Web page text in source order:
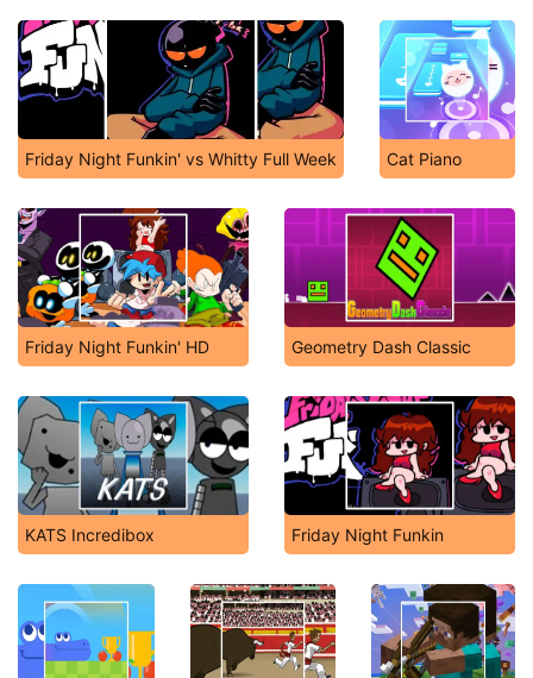
Friday Night Funkin' vs Whitty Full Week Cat Piano
Friday Night Funkin' HD Geometry Dash Classic
KATS Incredibox Friday Night Funkin